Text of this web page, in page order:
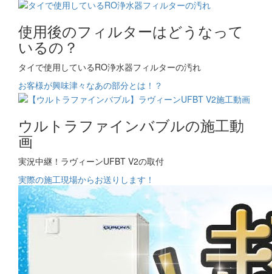
使用後のフィルターはどうなって
いるの？
タイで使用しているRO浄水器フィルターの汚れ
お客様が興味津々なあの部分とは！？
ウルトラファインバブルの施工動
画
実況中継！ラヴィーンUFBT V2の取付
実際の施工現場からお送りします！